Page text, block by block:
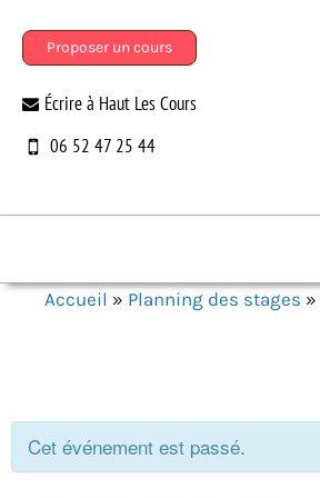
Proposer un cours
Écrire à Haut Les Cours
06 52 47 25 44
Accueil » Planning des stages »
Cet événement est passé.